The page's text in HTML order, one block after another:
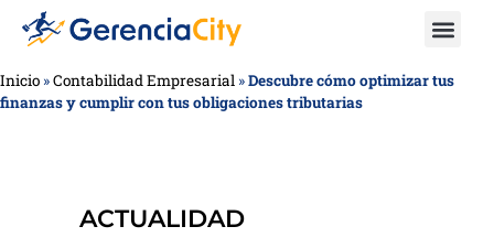
Inicio »Contabilidad Empresarial »Descubre cómo optimizar tus
finanzas y cumplir con tus obligaciones tributarias
ACTUALIDAD